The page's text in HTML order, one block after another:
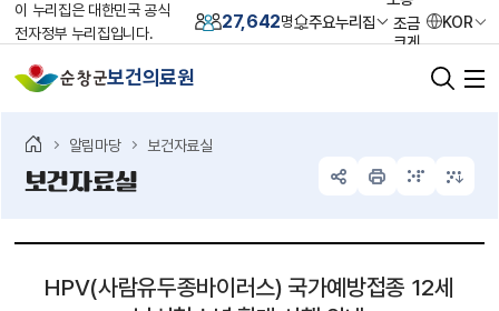
이 누리집은 대한민국 공식
전자정부 누리집입니다.
27,642명 주요누리집
조금
크게
KOR
보건의료원
알림마당 보건자료실
보건자료실
HPV(사람유두종바이러스) 국가예방접종 12세